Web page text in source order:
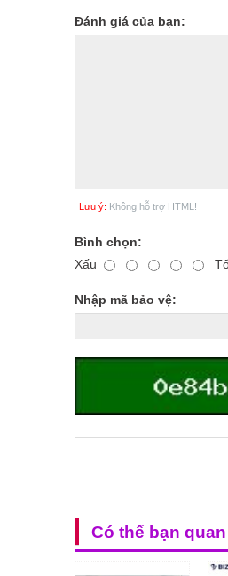
Đánh giá của bạn:
Lưu ý: Không hỗ trợ HTML!
Bình chọn:
Xấu
Nhập mã bảo vệ:
Có thể bạn